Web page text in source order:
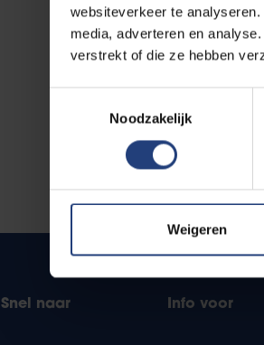
websiteverkeer te
media, adverteren en
verstrekt of die ze hebben
Noodzakelijk
Weigeren
De
Bv.
Snel naar Info voor